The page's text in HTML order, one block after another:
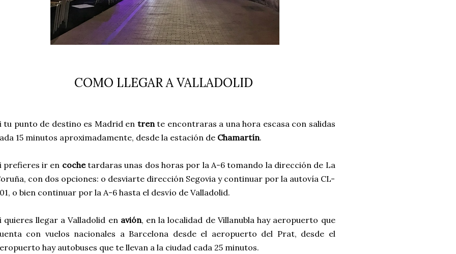
COMO LLEGAR A VALLADOLID
tu punto de destino es Madrid en trente encontraras a una hora escasa con salidas
15 minutos aproximadamente, desde la estación de Chamartín.
prefieres ir en cochetardaras unas dos horas por la A-6 tomando la dirección de La
con dos opciones: o desviarte dirección Segovia y continuar por la autovía CL-
o bien continuar por la A-6 hasta el desvío de Valladolid.
quieres llegar a Valladolid en avión, en la localidad de Villanubla hay aeropuerto que
con vuelos nacionales a Barcelona desde el aeropuerto del Prat, desde el
hay autobuses que te llevan a la ciudad cada 25 minutos.